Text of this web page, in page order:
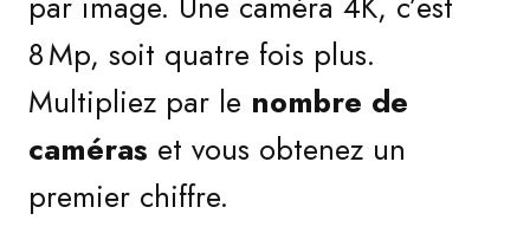
8 Mp, soit quatre fois plus.
Multipliez par le nombre de
caméras et vous obtenez un
premier chiffre.